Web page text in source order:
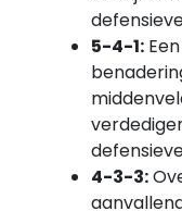
5-4-1:
4-3-3: